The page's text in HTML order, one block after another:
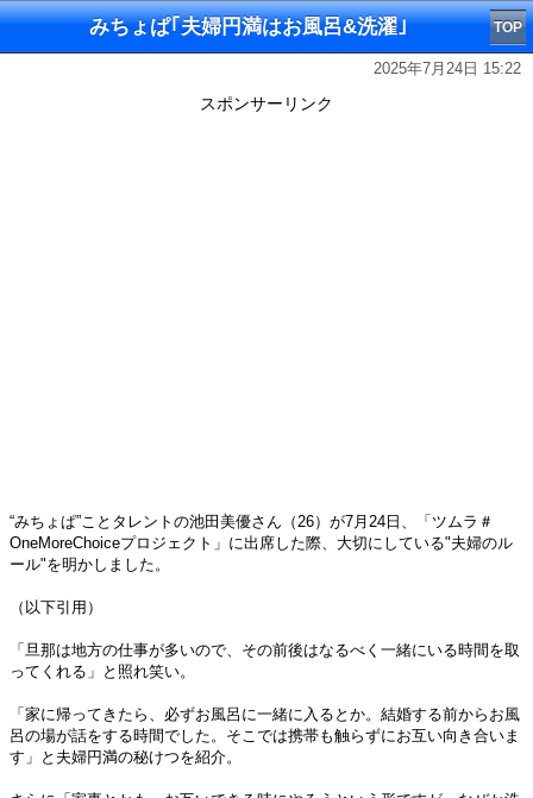
みちょぱ｢夫婦円満はお風呂&洗濯｣ TOP
2025年7月24日 15:22
スポンサーリンク
“みちょぱ”ことタレントの池田美優さん（26）が7月24日、「ツムラ＃
OneMoreChoiceプロジェクト」に出席した際、大切にしている"夫婦のル
ール"を明かしました。
（以下引用）
「旦那は地方の仕事が多いので、その前後はなるべく一緒にいる時間を取
ってくれる」と照れ笑い。
「家に帰ってきたら、必ずお風呂に一緒に入るとか。結婚する前からお風
呂の場が話をする時間でした。そこでは携帯も触らずにお互い向き合いま
す」と夫婦円満の秘けつを紹介。